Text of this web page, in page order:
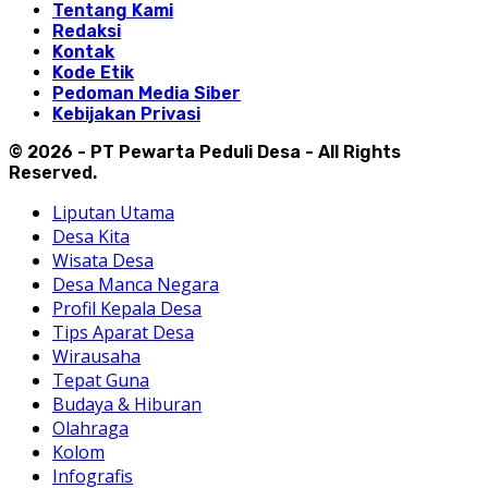
Tentang Kami
Redaksi
Kontak
Kode Etik
Pedoman Media Siber
Kebijakan Privasi
© 2026 - PT Pewarta Peduli Desa - All Rights
Reserved.
Liputan Utama
Desa Kita
Wisata Desa
Desa Manca Negara
Profil Kepala Desa
Tips Aparat Desa
Wirausaha
Tepat Guna
Budaya & Hiburan
Olahraga
Kolom
Infografis